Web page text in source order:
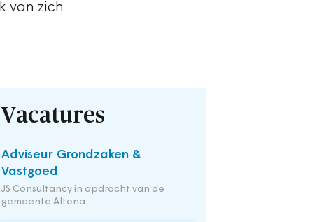
van zich
Vacatures
Adviseur Grondzaken &
Vastgoed
JS Consultancy in opdracht van de
gemeente Altena